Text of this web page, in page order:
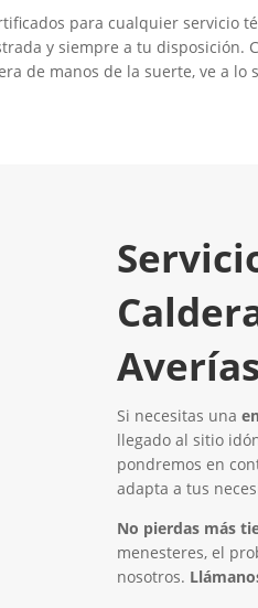
para cualquier servicio
y siempre a tu
de manos de la suerte, ve a
Averías
Si necesitas una
llegado al sitio
pondremos en
adapta a tus
No pierdas más
menesteres, el
nosotros.